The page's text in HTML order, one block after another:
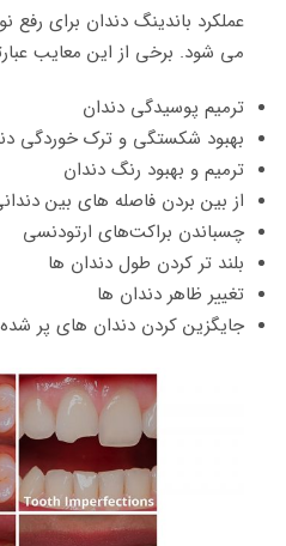
عملکرد باندینگ دندان برای
می شود. برخی از این معایب
ترمیم پوسیدگی دندان
بهبود شکستگی و ترک خوردگی
ترمیم و بهبود رنگ دندان
از بین بردن فاصله های بین
چسباندن براکت‌های ارتودنسی
بلند تر کردن طول دندان ها
تغییر ظاهر دندان ها
جایگزین کردن دندان های پر شده